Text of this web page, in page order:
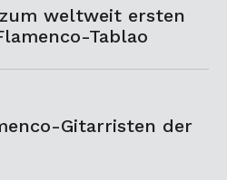
weltweit ersten
Tablao
Gitarristen der